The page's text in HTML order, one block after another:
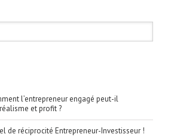
l’entrepreneur engagé peut-il
et profit ?
de réciprocité Entrepreneur-Investisseur !